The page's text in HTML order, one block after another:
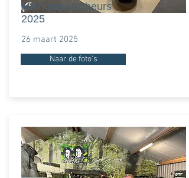
Maintenance beurs
2025
26 maart 2025
Naar de foto's